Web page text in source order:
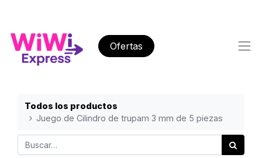
Ofertas
Todos los productos
Juego de Cilindro de trupam 3 mm de 5 piezas